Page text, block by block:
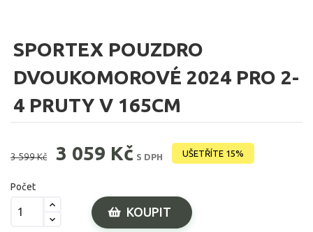
SPORTEX POUZDRO
DVOUKOMOROVÉ 2024 PRO 2-
4 PRUTY V 165CM
3 599 Kč 3 059 Kč S DPH UŠETŘÍTE 15%
Počet
KOUPIT